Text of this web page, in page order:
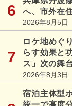
へ、市外在
2026年8月5日
ロケ地めぐ
らす効果と
ス」次の舞
2026年8月3日
宿泊主体型